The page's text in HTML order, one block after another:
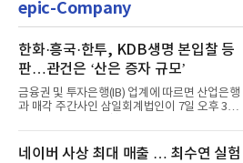
epic-Company
한화·흥국·한투, KDB생명 본입찰 등
판…관건은 ‘산은 증자 규모’
금융권 및 투자은행(IB) 업계에 따르면 산업은행
과 매각 주간사인 삼일회계법인이 7일 오후 3시
네이버 사상 최대 매출 … 최수연 실험